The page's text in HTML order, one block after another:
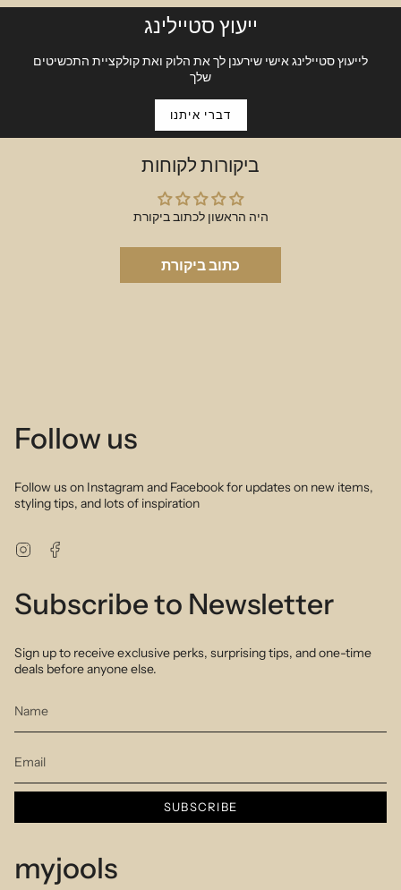
This contemporary chain style is the perfect design to wear alone
for a clean and minimal look or layer up with other styles for a
for adding your choice of hanging initial or charms
ייעוץ סטיילינג
לייעוץ סטיילינג אישי שירענן לך את הלוק ואת קולקציית התכשיטים
שלך
דברי איתנו
ביקורות לקוחות
היה הראשון לכתוב ביקורת
כתוב ביקורת
Follow us
Follow us on Instagram and Facebook for updates on new items,
styling tips, and lots of inspiration
Instagram
Subscribe to Newsletter
Sign up to receive exclusive perks, surprising tips, and one-time
deals before anyone else.
SUBSCRIBE
myjools